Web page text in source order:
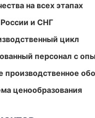
на всех этапах
и СНГ
цикл
персонал с
производственное
ценообразования